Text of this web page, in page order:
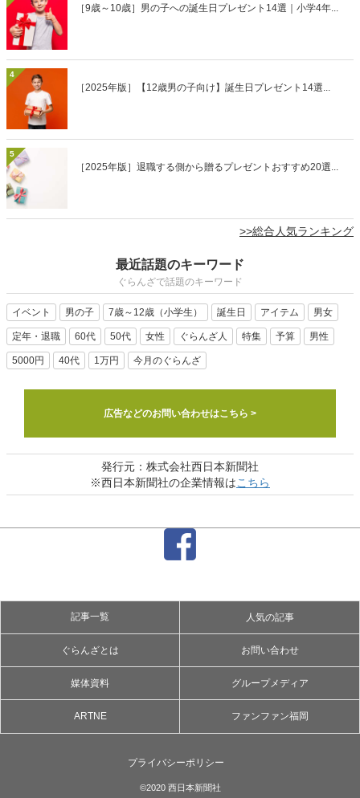
［9歳～10歳］男の子への誕生日プレゼント14選｜小学4年...
4
［2025年版］【12歳男の子向け】誕生日プレゼント14選...
5
［2025年版］退職する側から贈るプレゼントおすすめ20選...
>>総合人気ランキング
最近話題のキーワード
ぐらんざで話題のキーワード
イベント 男の子 7歳～12歳（小学生） 誕生日 アイテム 男女
定年・退職 60代 50代 女性 ぐらんざ人 特集 予算 男性
5000円 40代 1万円 今月のぐらんざ
広告などのお問い合わせはこちら >
発行元：株式会社西日本新聞社
※西日本新聞社の企業情報はこちら
記事一覧 人気の記事
ぐらんざとは お問い合わせ
媒体資料 グループメディア
ARTNE ファンファン福岡
プライバシーポリシー
©2020 西日本新聞社